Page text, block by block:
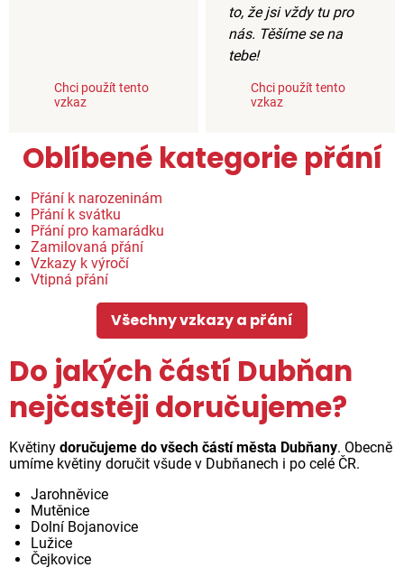
Chci použít tento
vzkaz
to, že jsi vždy tu pro
nás. Těšíme se na
tebe!
Chci použít tento
vzkaz
Oblíbené kategorie přání
Přání k narozeninám
Přání k svátku
Přání pro kamarádku
Zamilovaná přání
Vzkazy k výročí
Vtipná přání
Všechny vzkazy a přání
Do jakých částí Dubňan
nejčastěji doručujeme?
Květiny doručujeme do všech částí města Dubňany. Obecně
umíme květiny doručit všude v Dubňanech i po celé ČR.
Jarohněvice
Mutěnice
Dolní Bojanovice
Lužice
Čejkovice